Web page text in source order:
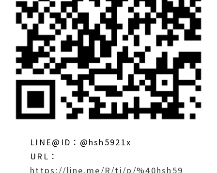
LINE@ID：@hsh5921x
URL：
https://line.me/R/ti/p/%40hsh59